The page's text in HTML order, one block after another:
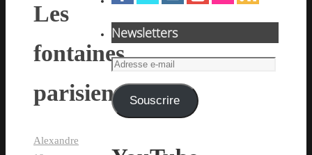
Les
fontaines
parisiennes
Alexandre
Newsletters
Adresse
mail Souscrire